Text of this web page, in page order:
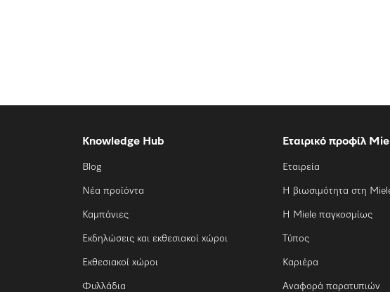
Knowledge Hub
Blog
Νέα προϊόντα
Καμπάνιες
Εκδηλώσεις και εκθεσιακοί χώροι
Εκθεσιακοί χώροι
Φυλλάδια
Εταιρικό προφίλ
Εταιρεία
Η βιωσιμότητα στη
Η Miele παγκοσμίως
Τύπος
Καριέρα
Αναφορά παρατυπιών